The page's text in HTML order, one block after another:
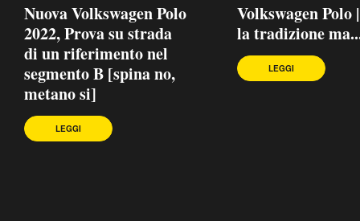
Nuova Volkswagen Polo
2022, Prova su strada
di un riferimento nel
segmento B [spina no,
metano si]
LEGGI
Volkswagen Polo
la tradizione
LEGGI